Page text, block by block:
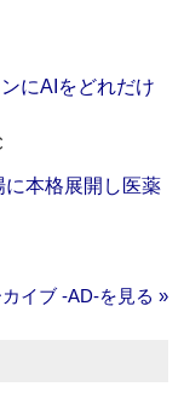
にAIをどれだけ
本格展開し医薬
イブ ‐AD‐を見る »